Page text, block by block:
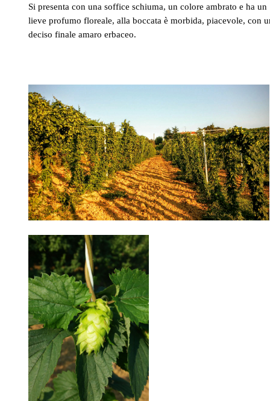
Si presenta con una soffice schiuma, un colore ambrato e ha un
lieve profumo floreale, alla boccata è morbida, piacevole, con
deciso finale amaro erbaceo.